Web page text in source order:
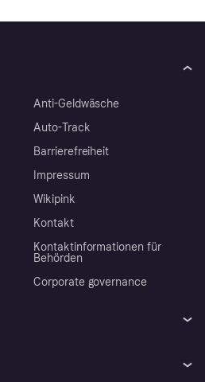
Anti-Geldwäsche
Auto-Track
Barrierefreiheit
Impressum
Wikipink
Kontakt
Kontaktinformationen für
Behörden
Corporate governance